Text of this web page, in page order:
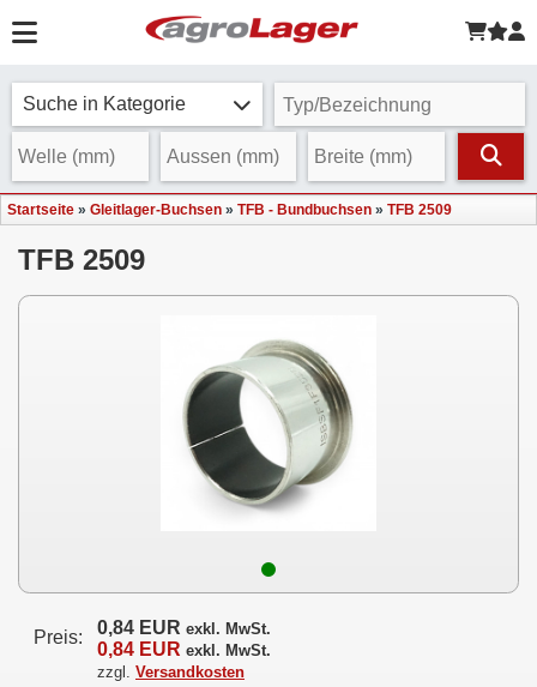
Suche in Kategorie
Startseite » Gleitlager-Buchsen » TFB - Bundbuchsen » TFB 2509
TFB 2509
Preis: 0,84 EUR exkl. MwSt.
0,84 EUR exkl. MwSt.
zzgl. Versandkosten